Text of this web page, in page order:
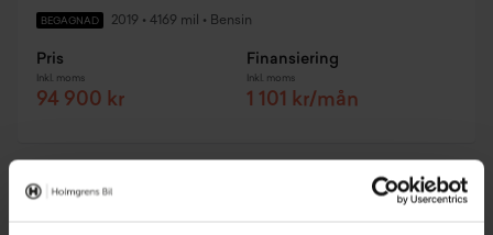
BEGAGNAD 2019 • 4169 mil • Bensin
Pris
Inkl. moms
94 900 kr
Finansiering
Inkl. moms
1 101 kr/mån